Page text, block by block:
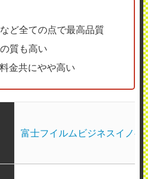
ど全ての点で最高品質
質も高い
金共にやや高い
富士フイルムビジネスイノベ